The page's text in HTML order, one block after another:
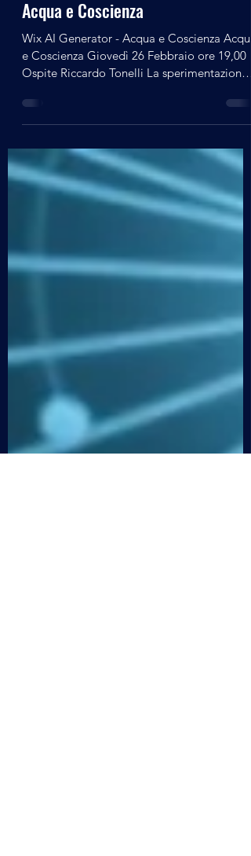
alberto21472
14 feb
Tempo di lettura: 1 min
Benessere
Acqua e Coscienza
e Coscienza Giovedì 26 Febbraio ore 19,00
Ospite Riccardo Tonelli La sperimentazione
scientifica e spirituale sono le sue passioni,
che cerca di portare a chi è interessato anche
nella pratica, per fare provare a tutti come
Scienza e Spiritualità dicano esattamente le
stesse cose quando prive di dogmi e aiutino
in modo profondo se usate insieme e con